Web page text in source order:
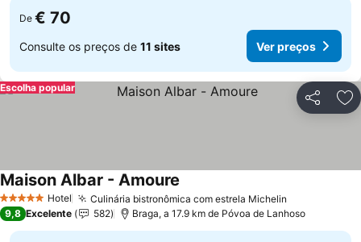
De € 70
Consulte os preços de 11 sites Ver preços
Partilhar
Escolha popular
5 Estrelas Hotel Culinária bistronômica com estrela Michelin
Maison Albar - Amoure
9,8 Excelente 582 Braga, a 17.9 km de Póvoa de Lanhoso